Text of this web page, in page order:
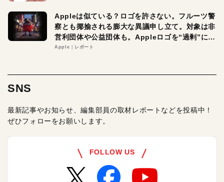
Appleは似ている？ロゴを許さない。フルーツ警
察とも揶揄される膨大な異議申し立て。対象は非
営利団体や公益団体も。Appleロゴを“過剰”に守
る理由とは
Apple レポート
SNS
最新記事やお知らせ、編集部員の取材レポートなどを投稿中！
ぜひフォローをお願いします。
FOLLOW US